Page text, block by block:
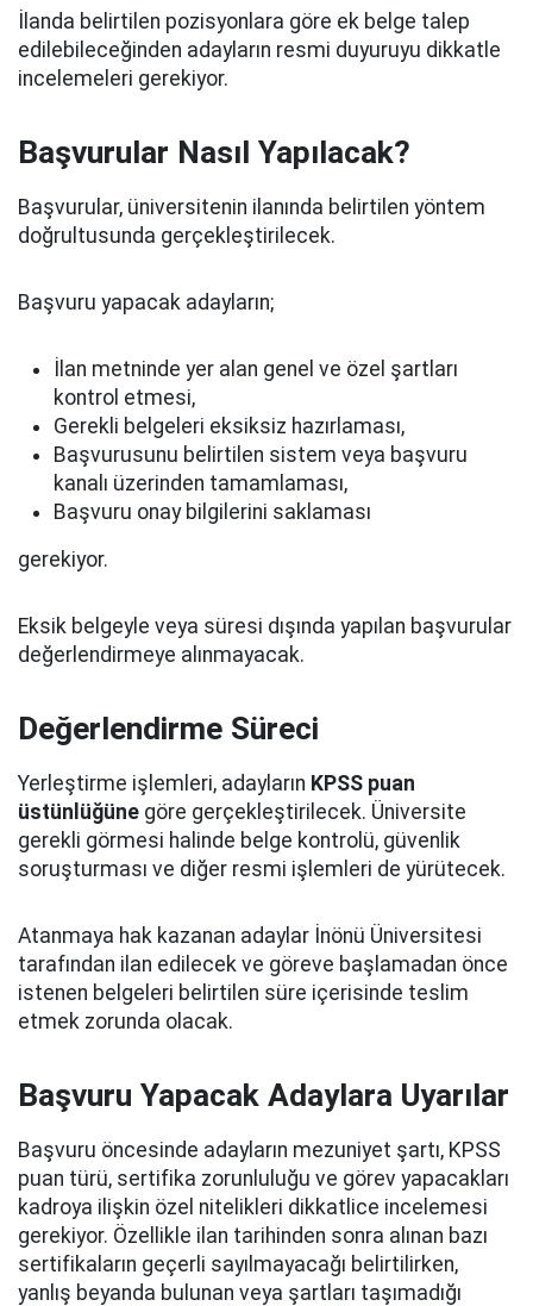
İlanda belirtilen pozisyonlara göre ek belge talep
edilebileceğinden adayların resmi duyuruyu dikkatle
incelemeleri gerekiyor.
Başvurular Nasıl Yapılacak?
Başvurular, üniversitenin ilanında belirtilen yöntem
doğrultusunda gerçekleştirilecek.
Başvuru yapacak adayların;
İlan metninde yer alan genel ve özel şartları
kontrol etmesi,
Gerekli belgeleri eksiksiz hazırlaması,
Başvurusunu belirtilen sistem veya başvuru
kanalı üzerinden tamamlaması,
Başvuru onay bilgilerini saklaması
gerekiyor.
Eksik belgeyle veya süresi dışında yapılan başvurular
değerlendirmeye alınmayacak.
Değerlendirme Süreci
Yerleştirme işlemleri, adayların KPSS puan
üstünlüğüne göre gerçekleştirilecek. Üniversite
gerekli görmesi halinde belge kontrolü, güvenlik
soruşturması ve diğer resmi işlemleri de yürütecek.
Atanmaya hak kazanan adaylar İnönü Üniversitesi
tarafından ilan edilecek ve göreve başlamadan önce
istenen belgeleri belirtilen süre içerisinde teslim
etmek zorunda olacak.
Başvuru Yapacak Adaylara Uyarılar
Başvuru öncesinde adayların mezuniyet şartı, KPSS
puan türü, sertifika zorunluluğu ve görev yapacakları
kadroya ilişkin özel nitelikleri dikkatlice incelemesi
gerekiyor. Özellikle ilan tarihinden sonra alınan bazı
sertifikaların geçerli sayılmayacağı belirtilirken,
yanlış beyanda bulunan veya şartları taşımadığı